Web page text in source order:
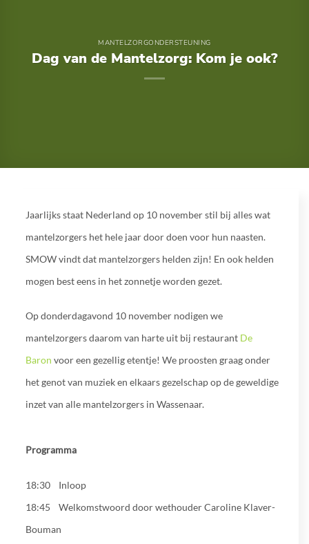
MANTELZORGONDERSTEUNING
Dag van de Mantelzorg: Kom je ook?
Jaarlijks staat Nederland op 10 november stil bij alles wat
mantelzorgers het hele jaar door doen voor hun naasten.
SMOW vindt dat mantelzorgers helden zijn! En ook helden
mogen best eens in het zonnetje worden gezet.
Op donderdagavond 10 november nodigen we
mantelzorgers daarom van harte uit bij restaurant De
Baron voor een gezellig etentje! We proosten graag onder
het genot van muziek en elkaars gezelschap op de geweldige
inzet van alle mantelzorgers in Wassenaar.
Programma
18:30 Inloop
18:45 Welkomstwoord door wethouder Caroline Klaver-
Bouman